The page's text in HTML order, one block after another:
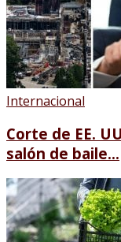
Internacional
Corte de EE.
salón de baile...